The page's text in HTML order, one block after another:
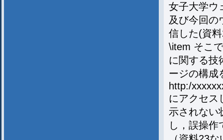
女子大学ウ
及び今回の
信した(資
\item そこ
に関する技
ージの構成
http:/
にアクセス
示されない
し，誤操